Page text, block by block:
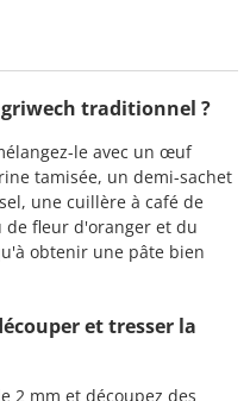
traditionnel ?
le avec un œuf
tamisée, un demi-sachet
une cuillère à café de
de fleur d'oranger et du
obtenir une pâte bien
et tresser la
2 mm et découpez des